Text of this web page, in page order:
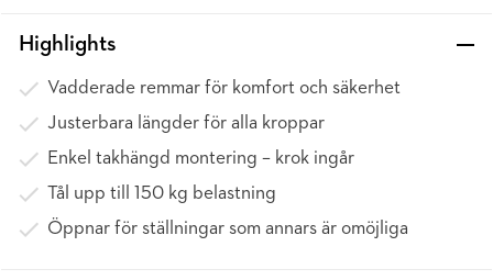
Highlights
Vadderade remmar för komfort och säkerhet
Justerbara längder för alla kroppar
Enkel takhängd montering – krok ingår
Tål upp till 150 kg belastning
Öppnar för ställningar som annars är omöjliga